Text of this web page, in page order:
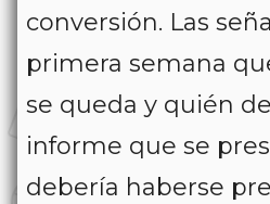
conversión. Las
primera semana
se queda y quién
informe que se
debería haberse